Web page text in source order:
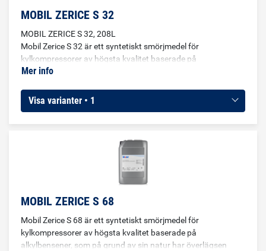
MOBIL ZERICE S 32
MOBIL ZERICE S 32, 208L
Mobil Zerice S 32 är ett syntetiskt smörjmedel för
kylkompressorer av högsta kvalitet baserade på
alkylbensener, som på grund av sin natur har överlägsen
de kan användas i applikationer med mycket låga
temperaturer, ner till -60°C. Under vissa omständigheter kan
Mer info
Visa varianter • 1
MOBIL ZERICE S 68
Mobil Zerice S 68 är ett syntetiskt smörjmedel för
kylkompressorer av högsta kvalitet baserade på
alkylbensener, som på grund av sin natur har överlägsen